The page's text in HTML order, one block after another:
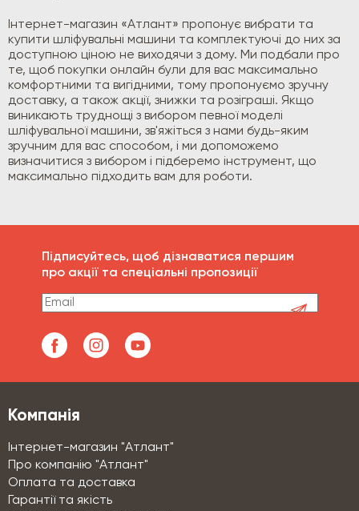
Інтернет-магазин «Атлант» пропонує вибрати та
купити шліфувальні машини та комплектуючі до них за
доступною ціною не виходячи з дому. Ми подбали про
те, щоб покупки онлайн були для вас максимально
комфортними та вигідними, тому пропонуємо зручну
доставку, а також акції, знижки та розіграші. Якщо
виникають труднощі з вибором певної моделі
шліфувальної машини, зв'яжіться з нами будь-яким
зручним для вас способом, і ми допоможемо
визначитися з вибором і підберемо інструмент, що
максимально підходить вам для роботи.
Підписуйтесь, щоб дізнаватися першим
про акції та спеціальні пропозиції
Компанія
Інтернет-магазин "Атлант"
Про компанію "Атлант"
Оплата та доставка
Гарантії та якість